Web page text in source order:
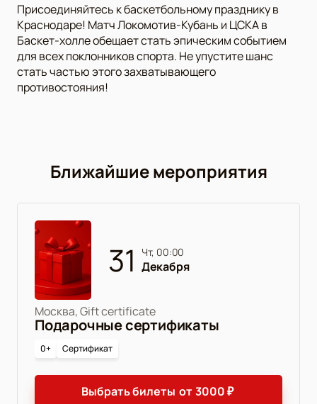
Присоединяйтесь к баскетбольному празднику в
Краснодаре! Матч Локомотив-Кубань и ЦСКА в
Баскет-холле обещает стать эпическим событием
для всех поклонников спорта. Не упустите шанс
стать частью этого захватывающего
противостояния!
Ближайшие мероприятия
31 чт, 00:00
Декабря
Москва, Gift certificate
Подарочные сертификаты
0+ Сертификат
Выбрать билеты от 3000₽